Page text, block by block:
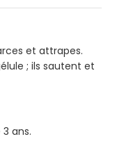
et attrapes.
; ils sautent et
ans.